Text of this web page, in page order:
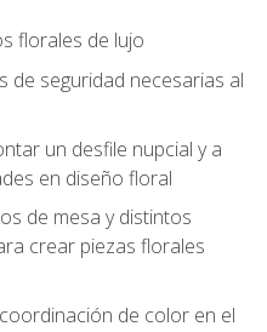
florales de lujo
de seguridad necesarias al
un desfile nupcial y a
en diseño floral
de mesa y distintos
crear piezas florales
de color en el